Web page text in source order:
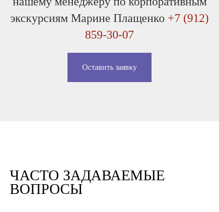
экскурсиям Марине Плащенко +7 (912)
859-30-07
Оставить заявку
ЧАСТО ЗАДАВАЕМЫЕ
ВОПРОСЫ